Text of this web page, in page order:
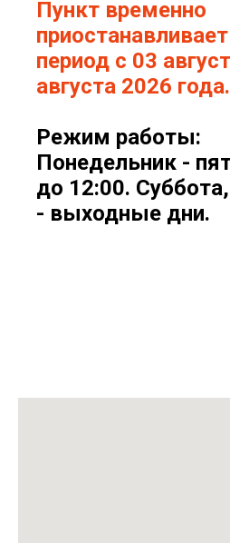
Пункт временно
период с 03
августа 2026 года.
Режим работы:
Понедельник -
до 12:00.
- выходные дни.